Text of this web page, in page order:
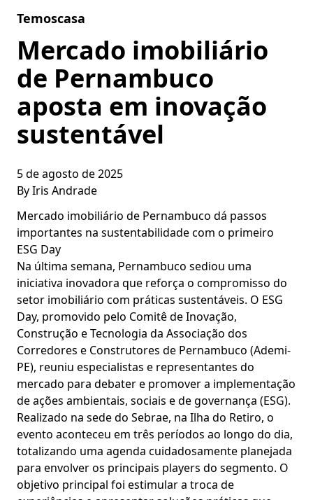
Temoscasa
Mercado imobiliário
de Pernambuco
aposta em inovação
sustentável
5 de agosto de 2025
ByIris Andrade
Mercado imobiliário de Pernambuco dá passos
importantes na sustentabilidade com o primeiro
ESG Day
Na última semana, Pernambuco sediou uma
iniciativa inovadora que reforça o compromisso do
setor imobiliário com práticas sustentáveis. O ESG
Day, promovido pelo Comitê de Inovação,
Construção e Tecnologia da Associação dos
Corredores e Construtores de Pernambuco (Ademi-
PE), reuniu especialistas e representantes do
mercado para debater e promover a implementação
de ações ambientais, sociais e de governança (ESG).
Realizado na sede do Sebrae, na Ilha do Retiro, o
evento aconteceu em três períodos ao longo do dia,
totalizando uma agenda cuidadosamente planejada
para envolver os principais players do segmento. O
objetivo principal foi estimular a troca de